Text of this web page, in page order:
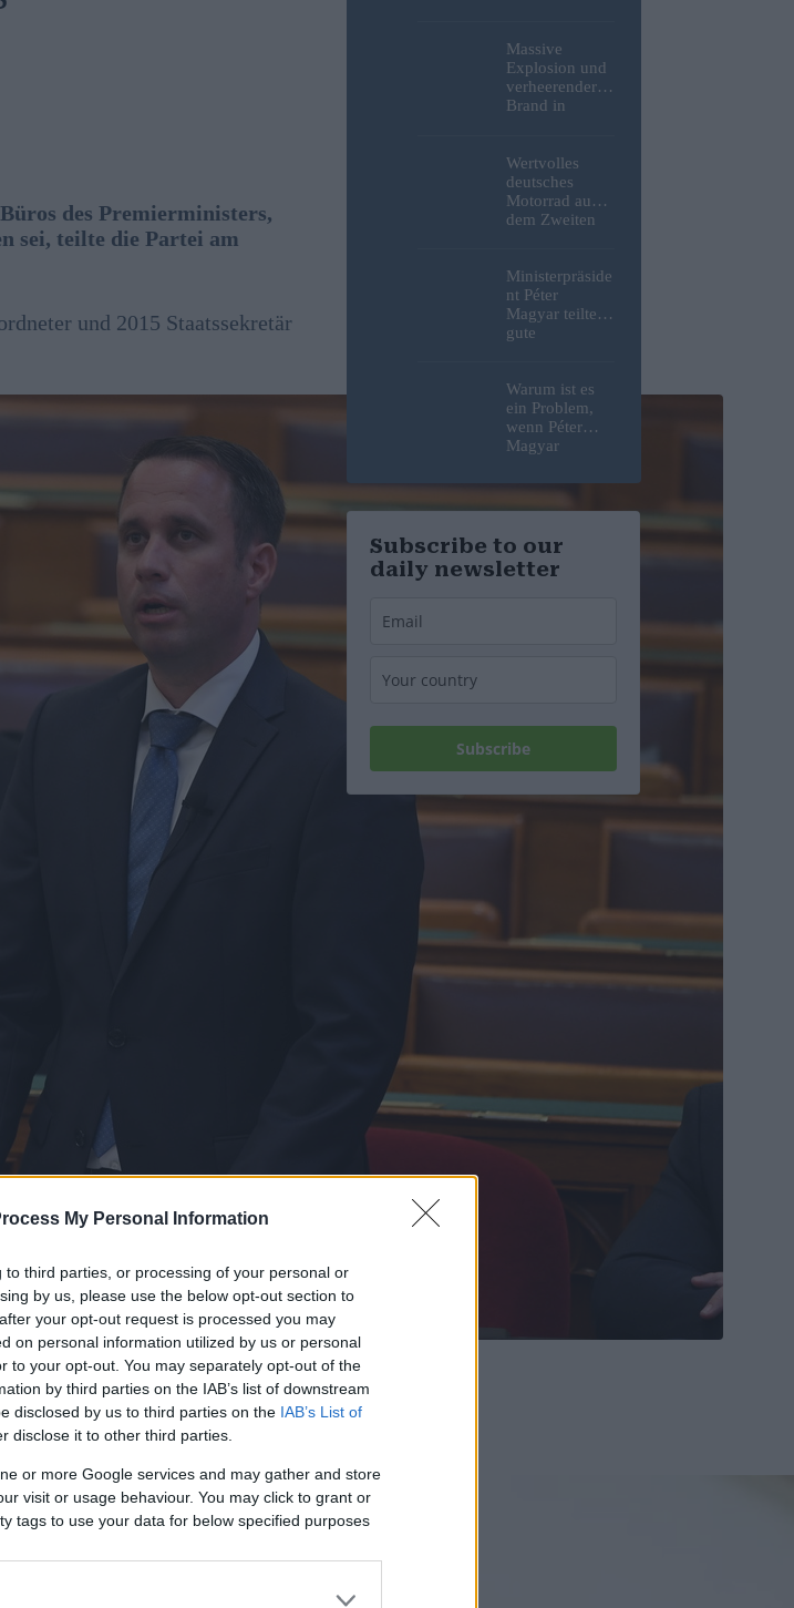
My Personal Information
third parties, or processing of your personal or
by us, please use the below opt-out section to
your opt-out request is processed you may
on personal information utilized by us or personal
to your opt-out. You may separately opt-out of the
by third parties on the IAB’s list of downstream
disclosed by us to third parties on the IAB’s List of
disclose it to other third parties.
or more Google services and may gather and store
visit or usage behaviour. You may click to grant or
tags to use your data for below specified purposes
des Premierministers,
sei, teilte die Partei am
und 2015 Staatssekretär
MTI/Kovács Attila
Orbán‘s Fidesz Partei und
Gewalttat zugegeben hatte:
deutsche
Motorrad
gefunden
haben – Fotos
Massive
Explosion und
verheerender
Brand in
MOL-
Raffinerie:
Werden die
Kraftstoffpreise
Wertvolles
deutsches
Motorrad aus
dem Zweiten
Überreste und
Sprengstoff aus
der Donau in
Budapest
Ministerpräside
nt Péter
Magyar teilte
gute
freiwilliger
Verbrauchsred
uzierungen
mit, da erneut
gebrochen
Warum ist es
ein Problem,
wenn Péter
Magyar
wer die
rechtlichen
Medien leiten
darf?
Subscribe to our
daily newsletter
Subscribe